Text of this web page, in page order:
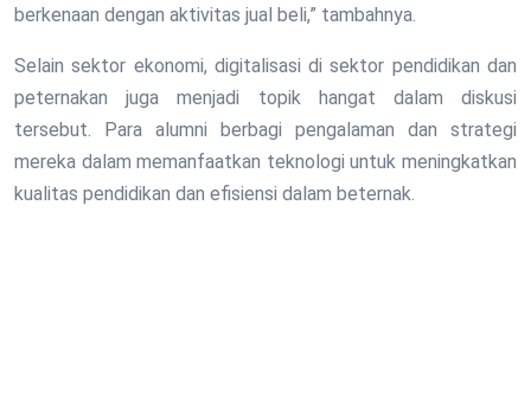
berkenaan dengan aktivitas jual beli,” tambahnya.
Selain sektor ekonomi, digitalisasi di sektor pendidikan dan
peternakan juga menjadi topik hangat dalam diskusi
tersebut. Para alumni berbagi pengalaman dan strategi
mereka dalam memanfaatkan teknologi untuk meningkatkan
kualitas pendidikan dan efisiensi dalam beternak.